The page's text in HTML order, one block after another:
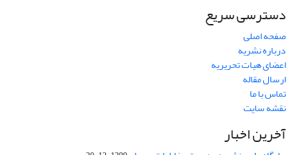
دسترسی سریع
صفحه اصلی
درباره نشریه
اعضای هیات تحریریه
ارسال مقاله
تماس با ما
نقشه سایت
آخرین اخبار